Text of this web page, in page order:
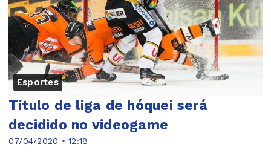
Esportes
07/04/2020 • 12:18
Título de liga de hóquei será
decidido no videogame